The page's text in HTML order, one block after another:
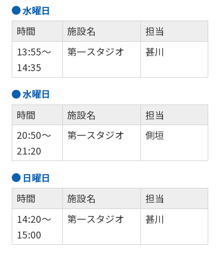
水曜日
時間
13:55～
14:35
施設名
第一スタジオ
担当
甚川
水曜日
時間
20:50～
21:20
施設名
第一スタジオ
担当
側垣
日曜日
時間
14:20～
15:00
施設名
第一スタジオ
担当
甚川
Sports
website
automatically
English.
Click
the
below
(start
automatic